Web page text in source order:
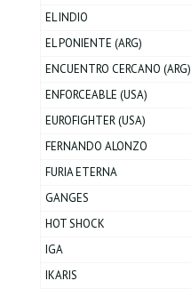
EL INDIO
EL PONIENTE (ARG)
ENCUENTRO CERCANO (ARG)
ENFORCEABLE (USA)
EUROFIGHTER (USA)
FERNANDO ALONZO
FURIA ETERNA
GANGES
HOT SHOCK
IGA
IKARIS